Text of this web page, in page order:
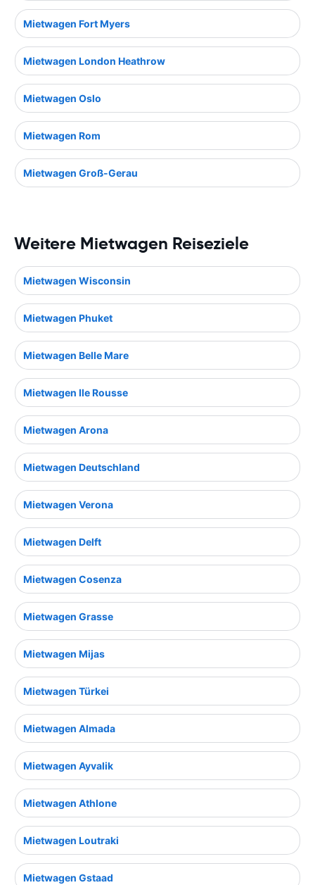
Mietwagen Fort Myers
Mietwagen London Heathrow
Mietwagen Oslo
Mietwagen Rom
Mietwagen Groß-Gerau
Weitere Mietwagen Reiseziele
Mietwagen Wisconsin
Mietwagen Phuket
Mietwagen Belle Mare
Mietwagen Ile Rousse
Mietwagen Arona
Mietwagen Deutschland
Mietwagen Verona
Mietwagen Delft
Mietwagen Cosenza
Mietwagen Grasse
Mietwagen Mijas
Mietwagen Türkei
Mietwagen Almada
Mietwagen Ayvalik
Mietwagen Athlone
Mietwagen Loutraki
Mietwagen Gstaad